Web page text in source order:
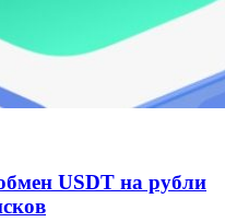
USDT на рубли